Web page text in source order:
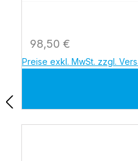
Regulärer Preis:
98,50 €
Preise exkl. MwSt. zzgl.